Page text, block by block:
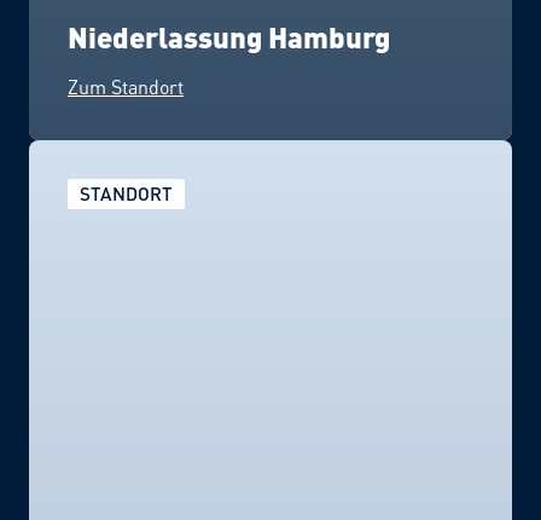
Niederlassung Hamburg
Zum Standort
STANDORT